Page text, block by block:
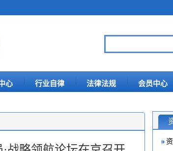
心 行业自律 法律法规 会员中心